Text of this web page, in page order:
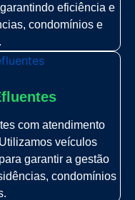
eficiência e
condomínios e
com atendimento
veículos
garantir a gestão
condomínios